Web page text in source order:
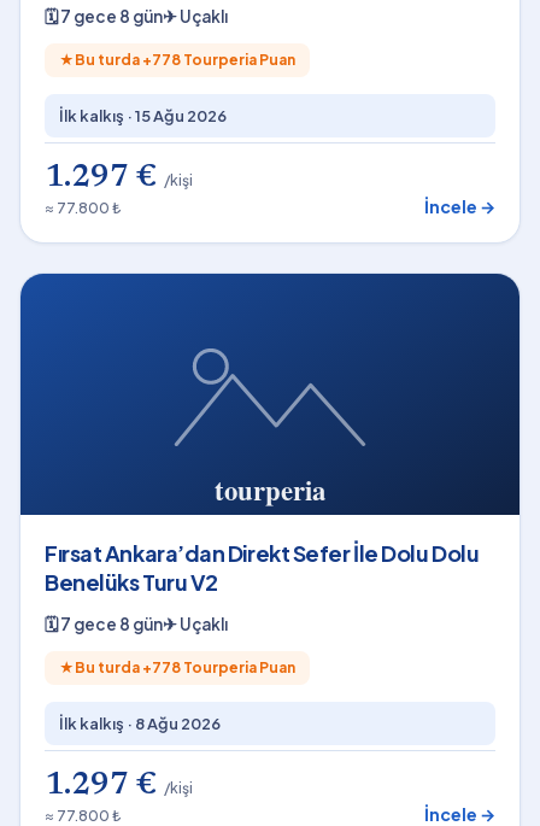
🗓7 gece 8 gün✈Uçaklı
★ Bu turda +778 Tourperia Puan
İlk kalkış ·15 Ağu 2026
1.297 € /kişi
≈ 77.800 ₺
İncele →
Fırsat Ankara’dan Direkt Sefer İle Dolu Dolu
Benelüks Turu V2
🗓7 gece 8 gün✈Uçaklı
★ Bu turda +778 Tourperia Puan
İlk kalkış · 8 Ağu 2026
1.297 € /kişi
≈ 77.800 ₺
İncele →